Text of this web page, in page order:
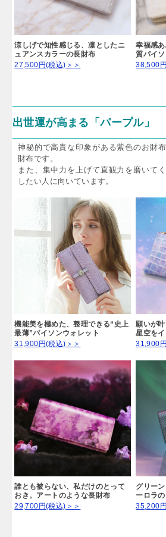
涼しげで知性感じる、凛としたニ
ュアンスカラーの長財布
27,500円(税込)＞＞
幸福感
質パイ
出世運が高まる「パープル」
神秘的で高貴な印象がある紫色のお財
財布です。
また、集中力を上げて直観力を磨いて
したい人に向いています。
機能美を極めた、整理できる“史上
最薄”パイソンウォレット
31,900円(税込)＞＞
願いが
星空を
31,900